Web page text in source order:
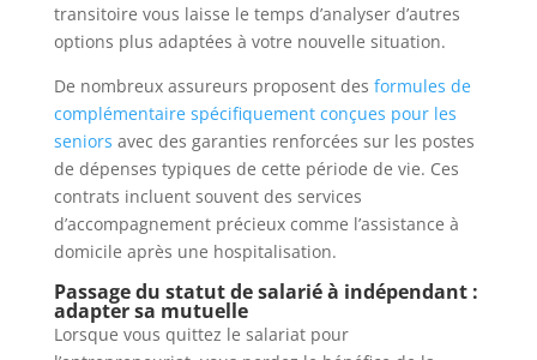
transitoire vous laisse le temps d’analyser d’autres
options plus adaptées à votre nouvelle situation.
De nombreux assureurs proposent des formules de
complémentaire spécifiquement conçues pour les
seniors avec des garanties renforcées sur les postes
de dépenses typiques de cette période de vie. Ces
contrats incluent souvent des services
d’accompagnement précieux comme l’assistance à
domicile après une hospitalisation.
Passage du statut de salarié à indépendant :
adapter sa mutuelle
Lorsque vous quittez le salariat pour